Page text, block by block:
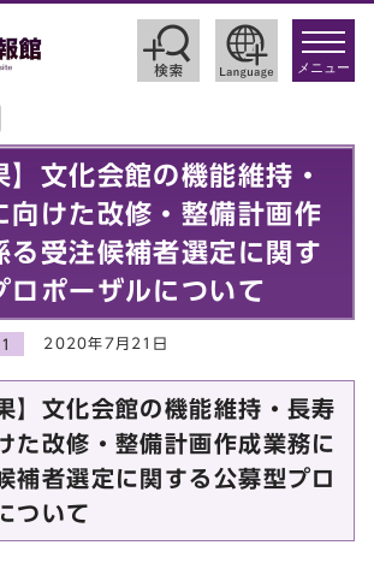
toggle
メニュー
】文化会館の機能維持・
向けた改修・整備計画作
る受注候補者選定に関す
ロポーザルについて
2020年7月21日
】文化会館の機能維持・長寿
た改修・整備計画作成業務に
補者選定に関する公募型プロ
ついて